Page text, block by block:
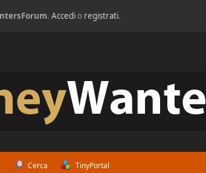
.Accedio registrati.
Cerca TinyPortal